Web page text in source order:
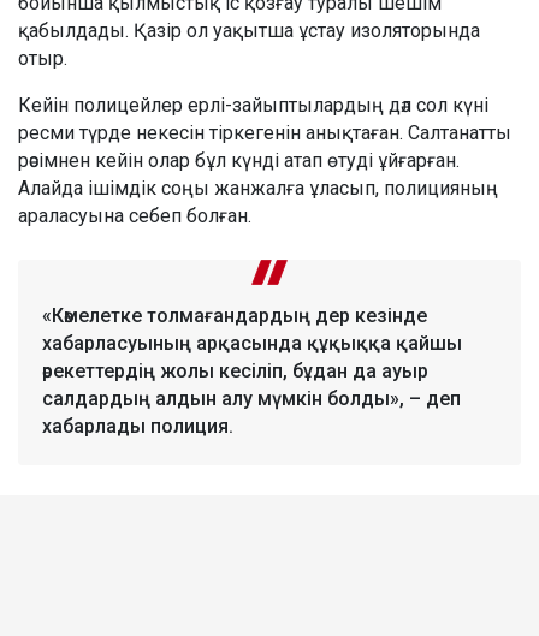
қабылдады. Қазір ол уақытша ұстау изоляторында
отыр.
Кейін полицейлер ерлі-зайыптылардың дәл сол күні
ресми түрде некесін тіркегенін анықтаған. Салтанатты
рәсімнен кейін олар бұл күнді атап өтуді ұйғарған.
Алайда ішімдік соңы жанжалға ұласып, полицияның
араласуына себеп болған.
«Кәмелетке толмағандардың дер кезінде
хабарласуының арқасында құқыққа қайшы
әрекеттердің жолы кесіліп, бұдан да ауыр
салдардың алдын алу мүмкін болды», – деп
хабарлады полиция.